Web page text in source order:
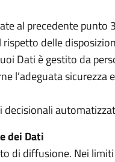
al precedente
delle
Dati è gestito da
l’adeguata
decisionali
dei Dati
di diffusione. Nei